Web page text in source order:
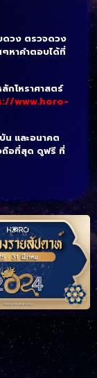
ดวง ตรวจดวง
ๆหาคำตอบได้ที่
กโหราศาสตร์
www.horo-
น และอนาคต
ถือที่สุด ดูฟรี ที่